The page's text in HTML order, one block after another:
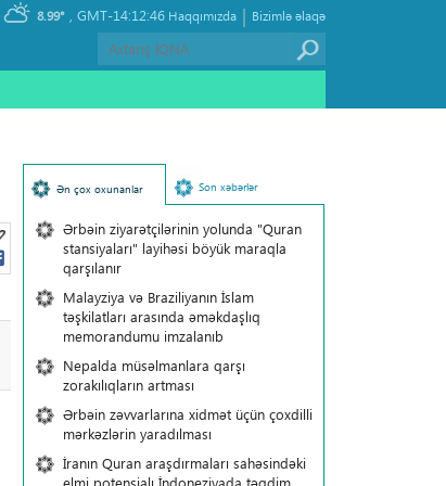
GMT-14:12:46
8.99° Bizimlə əlaqə
|
Haqqımızda
Ən çox oxunanlar Son xəbərlər
Ərbəin ziyarətçilərinin yolunda "Quran
stansiyaları" layihəsi böyük maraqla
qarşılanır
Malayziya və Braziliyanın İslam
təşkilatları arasında əməkdaşlıq
memorandumu imzalanıb
Nepalda müsəlmanlara qarşı
zorakılıqların artması
Ərbəin zəvvarlarına xidmət üçün çoxdilli
mərkəzlərin yaradılması
İranın Quran araşdırmaları sahəsindəki
elmi potensialı İndoneziyada təqdim